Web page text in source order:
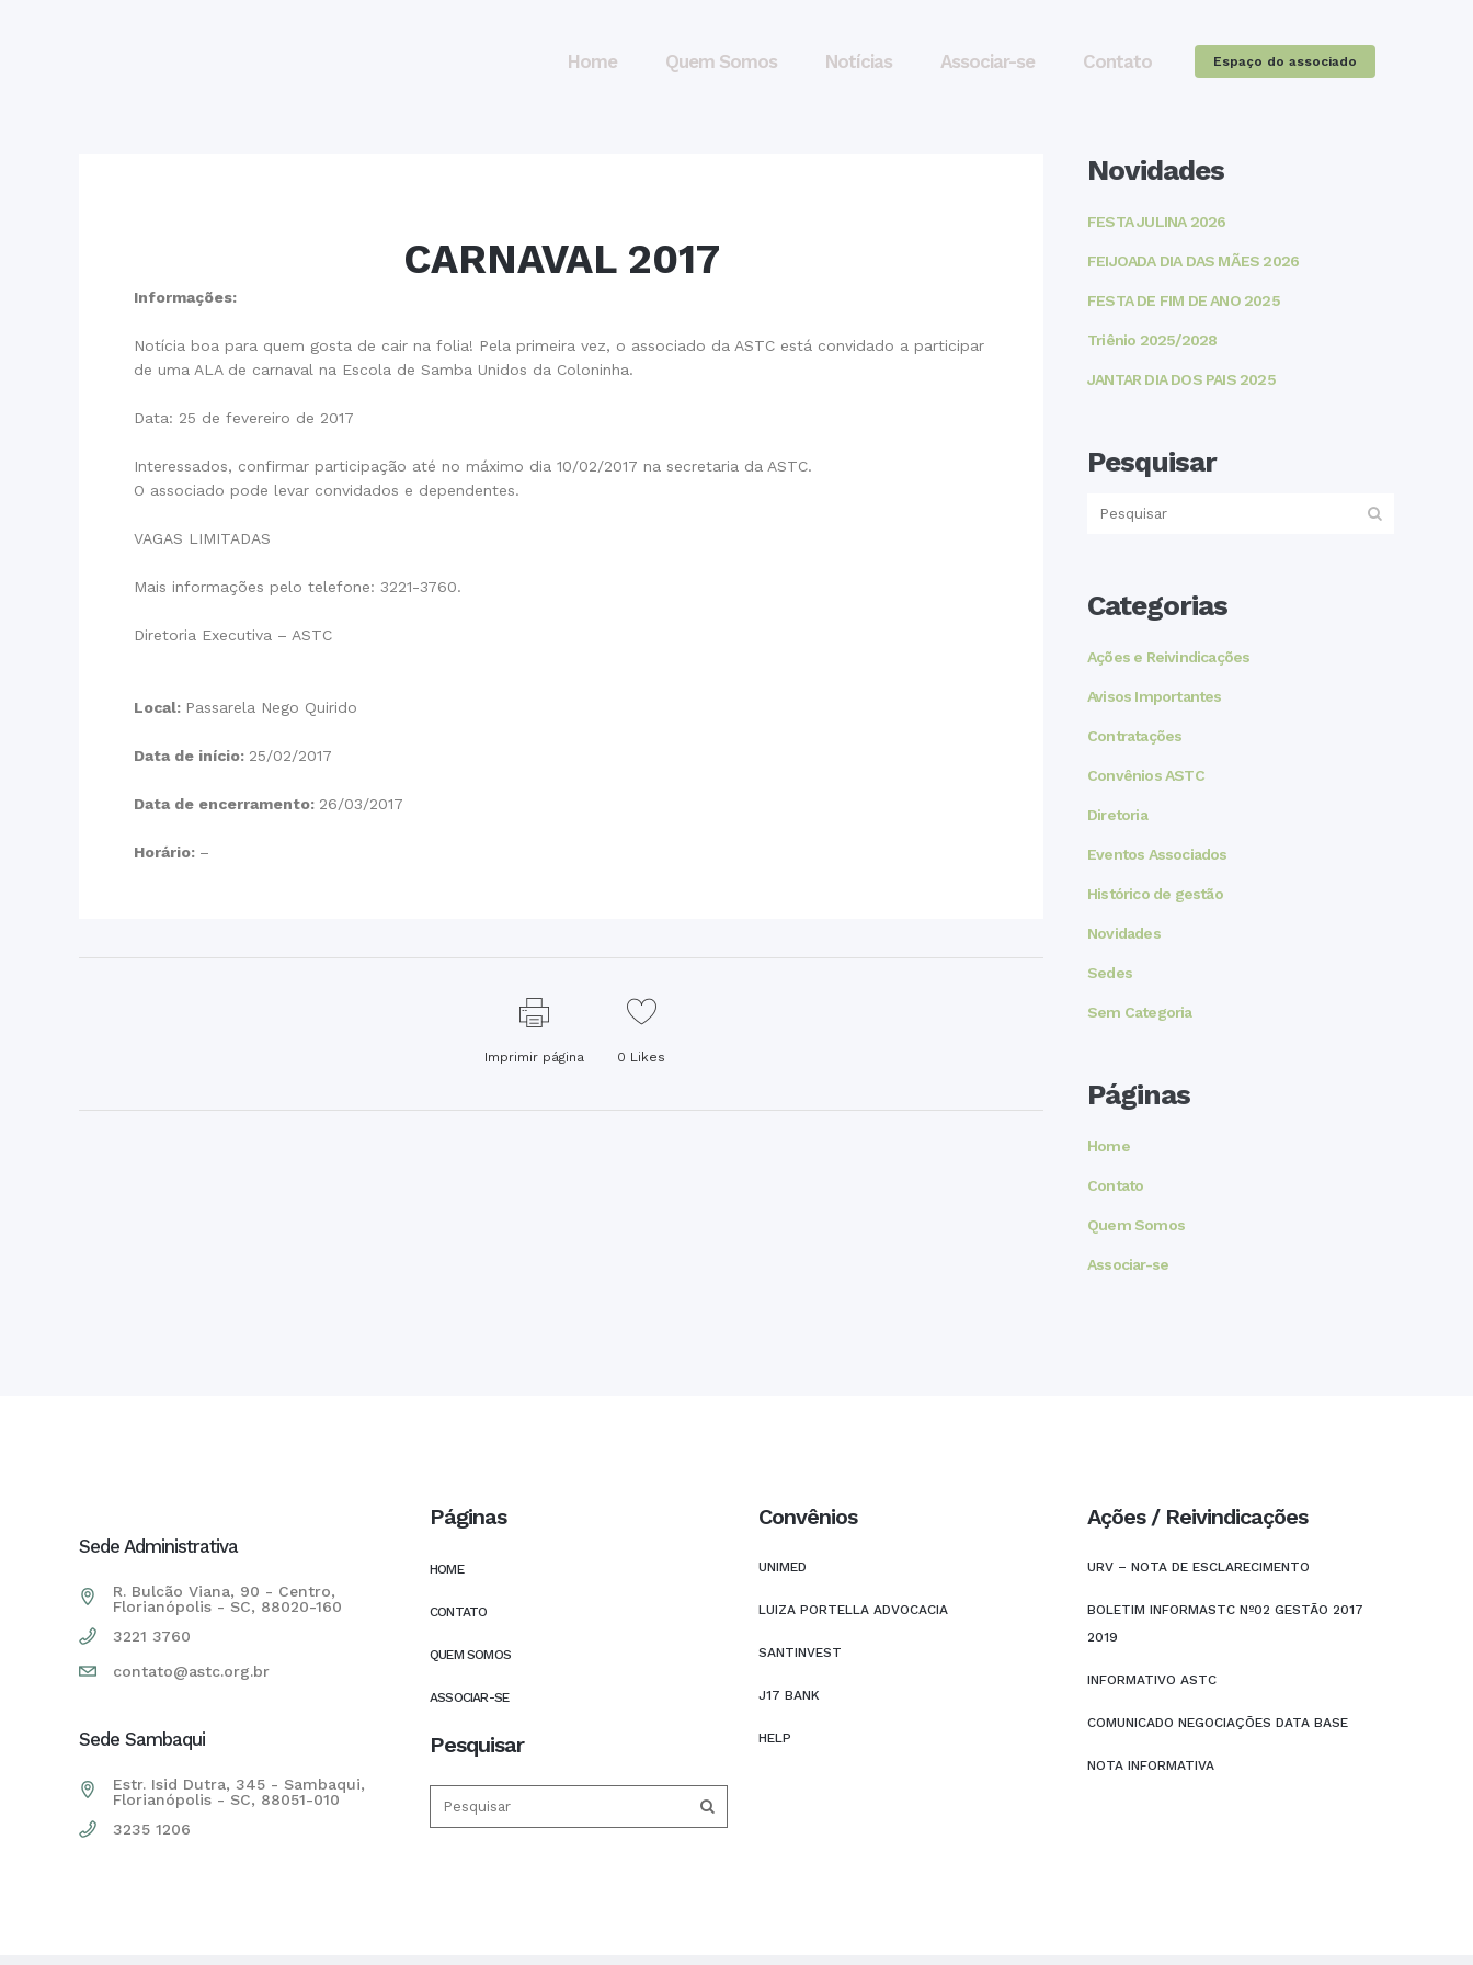
Espaço do associado
Home Quem Somos Notícias Associar-se Contato
CARNAVAL 2017
Informações:
Notícia boa para quem gosta de cair na folia! Pela primeira vez, o associado da ASTC está convidado a participar
de uma ALA de carnaval na Escola de Samba Unidos da Coloninha.
Data: 25 de fevereiro de 2017
Interessados, confirmar participação até no máximo dia 10/02/2017 na secretaria da ASTC.
O associado pode levar convidados e dependentes.
VAGAS LIMITADAS
Mais informações pelo telefone: 3221-3760.
Diretoria Executiva – ASTC
Local: Passarela Nego Quirido
Data de início: 25/02/2017
Data de encerramento: 26/03/2017
Horário: –
Imprimir página 0 Likes
Novidades
FESTA JULINA 2026
FEIJOADA DIA DAS MÃES 2026
FESTA DE FIM DE ANO 2025
Triênio 2025/2028
JANTAR DIA DOS PAIS 2025
Pesquisar
Categorias
Ações e Reivindicações
Avisos Importantes
Contratações
Convênios ASTC
Diretoria
Eventos Associados
Histórico de gestão
Novidades
Sedes
Sem Categoria
Páginas
Home
Contato
Quem Somos
Associar-se
Sede Administrativa
R. Bulcão Viana, 90 - Centro,
Florianópolis - SC, 88020-160
3221 3760
contato@astc.org.br
Sede Sambaqui
Estr. Isid Dutra, 345 - Sambaqui,
Florianópolis - SC, 88051-010
3235 1206
Páginas
HOME
CONTATO
QUEM SOMOS
ASSOCIAR-SE
Pesquisar
Convênios
UNIMED
LUIZA PORTELLA ADVOCACIA
SANTINVEST
J17 BANK
HELP
Ações / Reivindicações
URV – NOTA DE ESCLARECIMENTO
BOLETIM INFORMASTC Nº02 GESTÃO 2017
2019
INFORMATIVO ASTC
COMUNICADO NEGOCIAÇÕES DATA BASE
NOTA INFORMATIVA